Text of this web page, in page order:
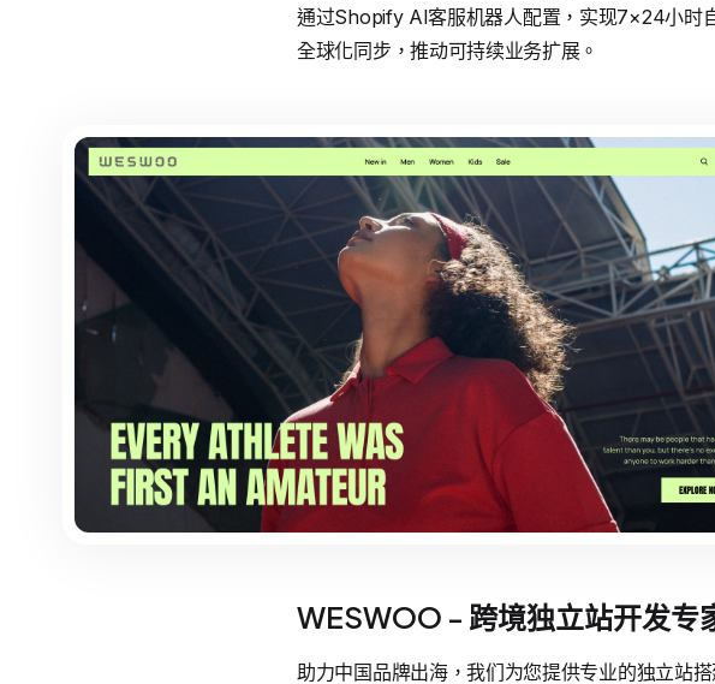
通过Shopify AI客服机器人配置，实现7×24小时
全球化同步，推动可持续业务扩展。
WESWOO - 跨境独立站开发专
助力中国品牌出海，我们为您提供专业的独立站